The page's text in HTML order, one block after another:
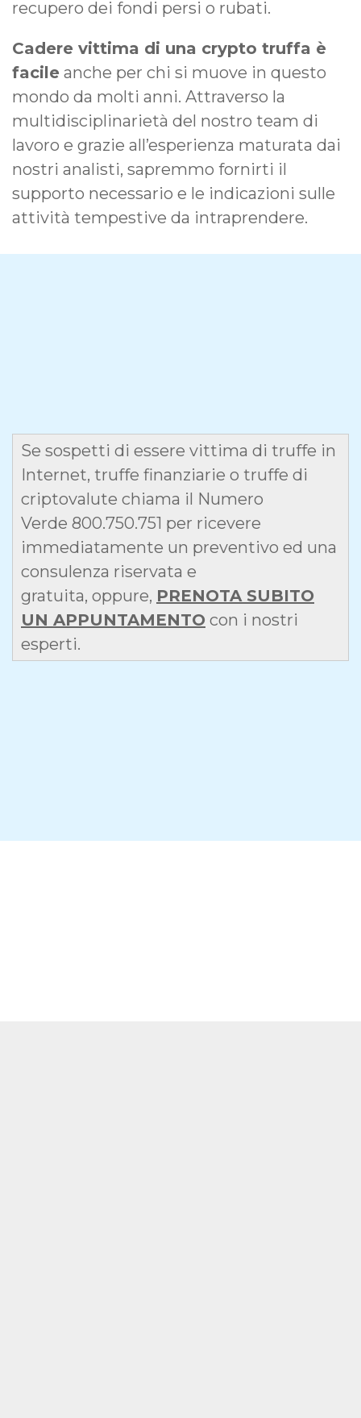
recupero dei fondi persi o rubati.
Cadere vittima di una crypto truffa è
facile anche per chi si muove in questo
mondo da molti anni. Attraverso la
multidisciplinarietà del nostro team di
lavoro e grazie all’esperienza maturata dai
nostri analisti, sapremmo fornirti il
supporto necessario e le indicazioni sulle
attività tempestive da intraprendere.
Se sospetti di essere vittima di truffe in
Internet, truffe finanziarie o truffe di
criptovalute chiama il Numero
Verde 800.750.751 per ricevere
immediatamente un preventivo ed una
consulenza riservata e
gratuita, oppure, PRENOTA SUBITO
UN APPUNTAMENTO con i nostri
esperti.